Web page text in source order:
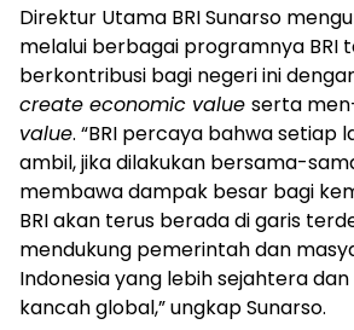
Direktur Utama BRI Sunarso
melalui berbagai programnya BRI
berkontribusi bagi negeri ini
create economic value serta
value. “BRI percaya bahwa setiap
ambil, jika dilakukan bersama-
membawa dampak besar bagi
BRI akan terus berada di garis
mendukung pemerintah dan
Indonesia yang lebih sejahtera
kancah global,” ungkap Sunarso.